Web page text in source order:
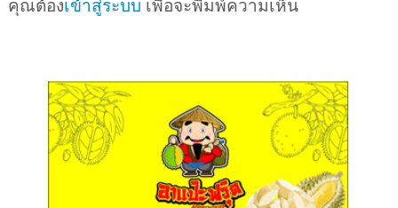
คุณต้องเข้าสู่ระบบ เพื่อจะพิมพ์ความเห็น